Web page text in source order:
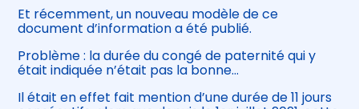
Et récemment, un nouveau modèle de ce
document d’information a été publié.
Problème : la durée du congé de paternité qui y
était indiquée n’était pas la bonne…
Il était en effet fait mention d’une durée de 11 jours